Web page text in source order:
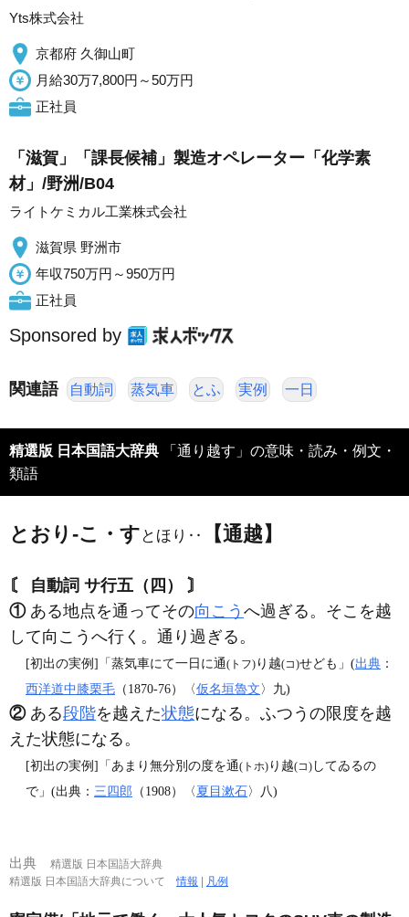
Yts株式会社
京都府 久御山町
月給30万7,800円～50万円
正社員
「滋賀」「課長候補」製造オペレーター「化学素
材」/野洲/B04
ライトケミカル工業株式会社
滋賀県 野洲市
年収750万円～950万円
正社員
Sponsored by
関連語 自動詞 蒸気車 とふ 実例 一日
精選版 日本国語大辞典 「通り越す」の意味・読み・例文・
類語
とおり‐こ・す とほり‥ 【通越】
〘 自動詞 サ行五（四） 〙
①ある地点を通ってその向こう へ過ぎる。そこを越
して向こうへ行く。通り過ぎる。
[初出の実例]「蒸気車にて一日に通(トフ) り越(コ)せども」(出典 ：
西洋道中膝栗毛 （1870‐76）〈仮名垣魯文〉九)
②ある段階を越えた状態になる。ふつうの限度を越
えた状態になる。
[初出の実例]「あまり無分別の度を通(トホ) り越(コ) してゐるの
で」(出典： 三四郎 （1908）〈夏目漱石〉八)
出典
精選版 日本国語大辞典
精選版 日本国語大辞典について情報 | 凡例